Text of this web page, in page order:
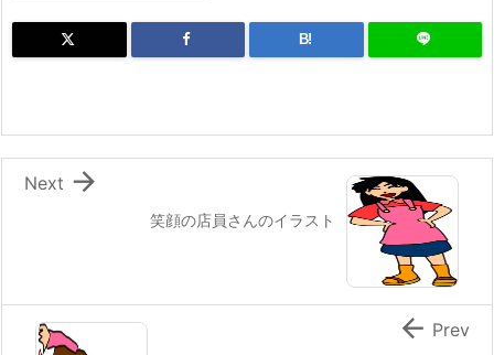
B!
笑顔の店員さんのイラスト

Next
 Prev